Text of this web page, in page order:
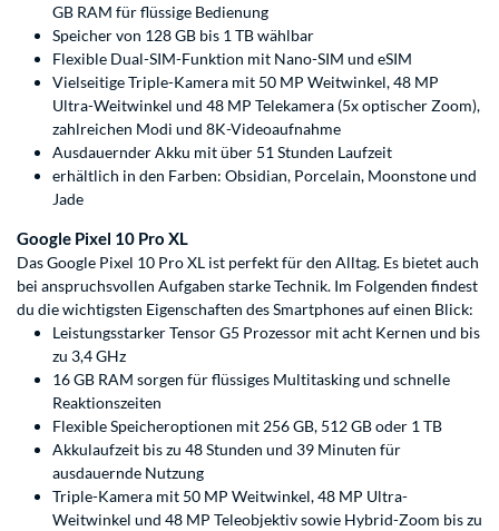
GB RAM für flüssige Bedienung
Speicher von 128 GB bis 1 TB wählbar
Flexible Dual-SIM-Funktion mit Nano-SIM und eSIM
Vielseitige Triple-Kamera mit 50 MP Weitwinkel, 48 MP
Ultra-Weitwinkel und 48 MP Telekamera (5x optischer Zoom),
zahlreichen Modi und 8K-Videoaufnahme
Ausdauernder Akku mit über 51 Stunden Laufzeit
erhältlich in den Farben: Obsidian, Porcelain, Moonstone und
Jade
Google Pixel 10 Pro XL
Das Google Pixel 10 Pro XL ist perfekt für den Alltag. Es bietet auch
bei anspruchsvollen Aufgaben starke Technik. Im Folgenden findest
du die wichtigsten Eigenschaften des Smartphones auf einen Blick:
Leistungsstarker Tensor G5 Prozessor mit acht Kernen und bis
zu 3,4 GHz
16 GB RAM sorgen für flüssiges Multitasking und schnelle
Reaktionszeiten
Flexible Speicheroptionen mit 256 GB, 512 GB oder 1 TB
Akkulaufzeit bis zu 48 Stunden und 39 Minuten für
ausdauernde Nutzung
Triple-Kamera mit 50 MP Weitwinkel, 48 MP Ultra-
Weitwinkel und 48 MP Teleobjektiv sowie Hybrid-Zoom bis zu